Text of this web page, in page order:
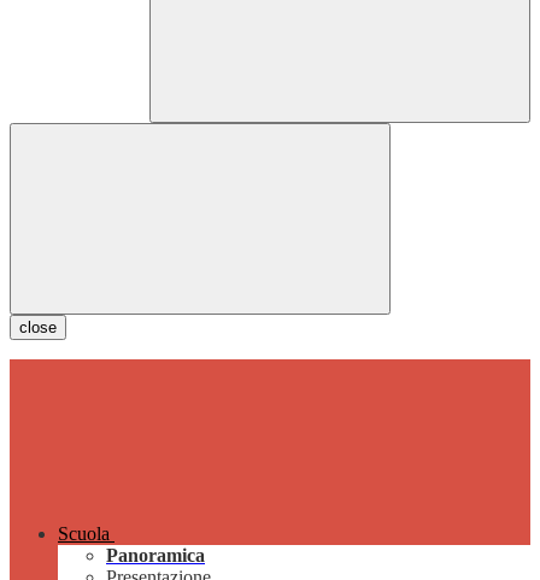
close
Scuola
Panoramica